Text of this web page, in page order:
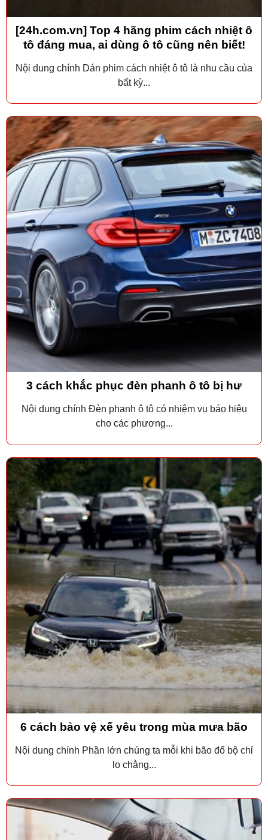
[24h.com.vn] Top 4 hãng phim cách nhiệt ô
tô đáng mua, ai dùng ô tô cũng nên biết!
Nội dung chính Dán phim cách nhiệt ô tô là nhu cầu của
bất kỳ...
3 cách khắc phục đèn phanh ô tô bị hư
Nội dung chính Đèn phanh ô tô có nhiệm vụ báo hiệu
cho các phương...
6 cách bảo vệ xế yêu trong mùa mưa bão
Nội dung chính Phần lớn chúng ta mỗi khi bão đổ bộ chỉ
lo chằng...